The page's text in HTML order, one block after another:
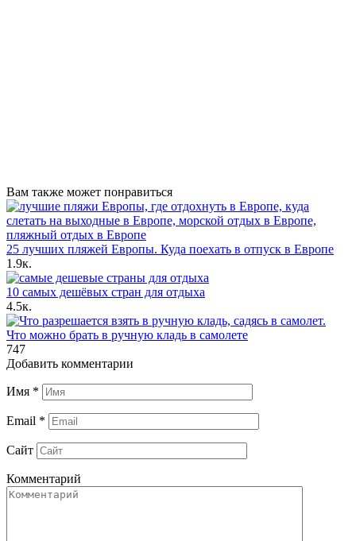
Вам также может понравиться
25 лучших пляжей Европы. Куда поехать в отпуск в Европе
1.9к.
10 самых дешёвых стран для отдыха
4.5к.
Что можно брать в ручную кладь в самолете
747
Добавить комментарии
Имя *
Email *
Сайт
Комментарий